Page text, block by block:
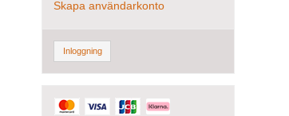
Skapa användarkonto
Inloggning